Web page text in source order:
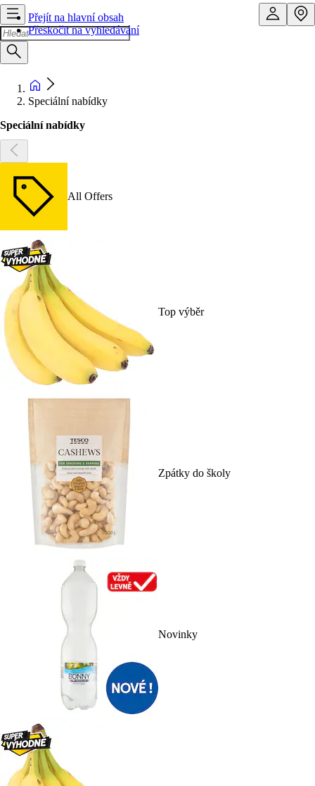
Přejít na hlavní obsah
Přeskočit na vyhledávání
Speciální nabídky
Speciální nabídky
All Offers
Top výběr
Zpátky do školy
Novinky